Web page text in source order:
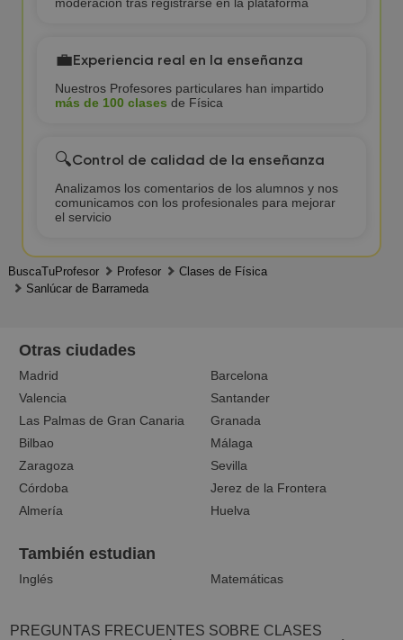
💼Experiencia real en la enseñanza
Nuestros Profesores particulares han impartido
más de 100 clases de Física
🔍Control de calidad de la enseñanza
Analizamos los comentarios de los alumnos y nos
comunicamos con los profesionales para mejorar
el servicio
BuscaTuProfesor Profesor
Clases de Física
Sanlúcar de Barrameda
Otras ciudades
Madrid
Barcelona
Valencia
Santander
Las Palmas de Gran Canaria
Granada
Bilbao
Málaga
Zaragoza
Sevilla
Córdoba
Jerez de la Frontera
Almería
Huelva
También estudian
Inglés Matemáticas
PREGUNTAS FRECUENTES SOBRE CLASES